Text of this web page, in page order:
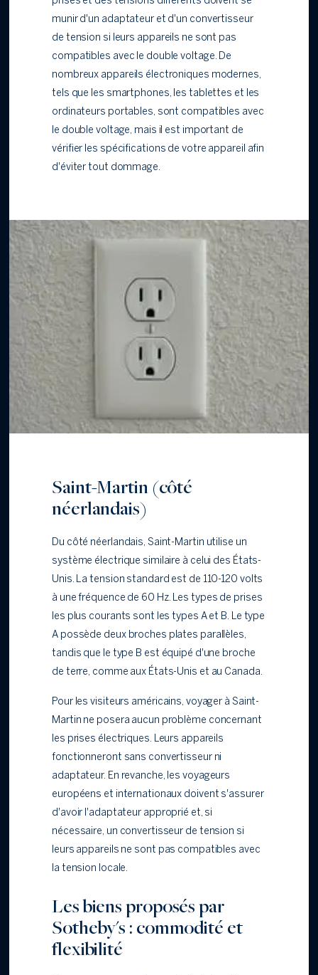
munir d'un adaptateur et d'un convertisseur
de tension si leurs appareils ne sont pas
compatibles avec le double voltage. De
nombreux appareils électroniques modernes,
tels que les smartphones, les tablettes et les
ordinateurs portables, sont compatibles avec
le double voltage, mais il est important de
vérifier les spécifications de votre appareil afin
d'éviter tout dommage.
Saint-Martin (côté
néerlandais)
Du côté néerlandais, Saint-Martin utilise un
système électrique similaire à celui des États-
Unis. La tension standard est de 110-120 volts
à une fréquence de 60 Hz. Les types de prises
les plus courants sont les types A et B. Le type
A possède deux broches plates parallèles,
tandis que le type B est équipé d'une broche
de terre, comme aux États-Unis et au Canada.
Pour les visiteurs américains, voyager à Saint-
Martin ne posera aucun problème concernant
les prises électriques. Leurs appareils
fonctionneront sans convertisseur ni
adaptateur. En revanche, les voyageurs
européens et internationaux doivent s'assurer
d'avoir l'adaptateur approprié et, si
nécessaire, un convertisseur de tension si
leurs appareils ne sont pas compatibles avec
la tension locale.
Les biens proposés par
Sotheby's : commodité et
flexibilité